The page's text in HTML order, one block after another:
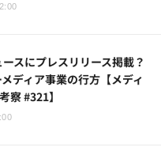
スにプレスリリース掲載？
ディア事業の行方【メディ
察 #321】